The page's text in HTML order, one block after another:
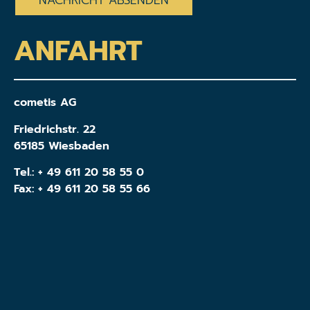
ANFAHRT
cometis AG
Friedrichstr. 22
65185 Wiesbaden
Tel.: + 49 611 20 58 55 0
Fax: + 49 611 20 58 55 66